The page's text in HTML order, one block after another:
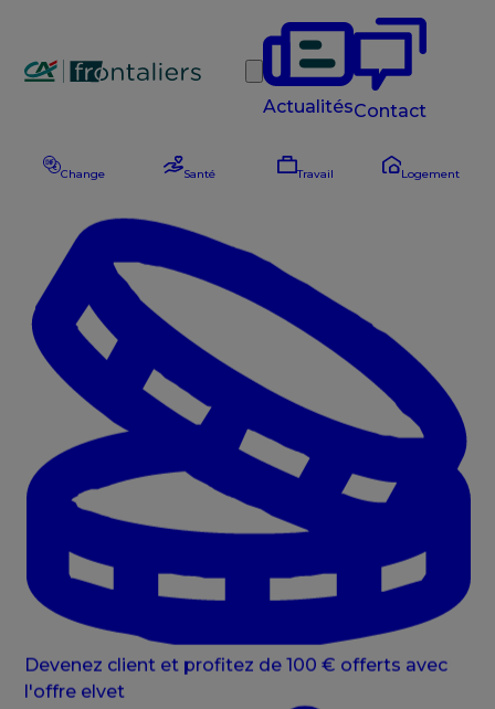
Rechercher
ActualitésContact
Change Santé Travail Logement
Devenez client et profitez de 100 € offerts avec
l'offre elvet